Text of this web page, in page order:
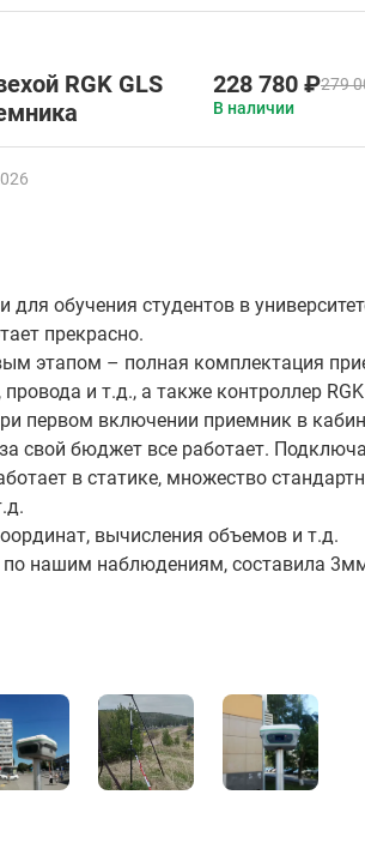
RGK GLS
228 780 ₽279
В наличии
обучения студентов в
прекрасно.
этапом – полная комплектация
и т.д., а также контроллер
первом включении приемник в
свой бюджет все работает.
в статике, множество
вычисления объемов и т.д.
по нашим наблюдениям, составила
к базе на расстоянии 17 км
застройки.
и по точности и по функционалу